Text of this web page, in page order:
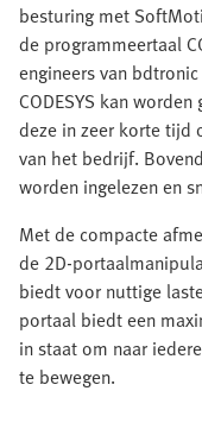
besturing met
de programmeertaal
engineers van
CODESYS kan
deze in zeer korte tijd
van het bedrijf.
worden ingelezen en
Met de compacte
de 2D-
biedt voor nuttige
portaal biedt een
in staat om naar
te bewegen.